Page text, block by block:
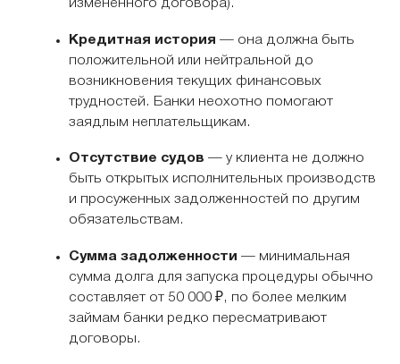
изменённого договора).
Кредитная история — она должна быть
положительной или нейтральной до
возникновения текущих финансовых
трудностей. Банки неохотно помогают
заядлым неплательщикам.
Отсутствие судов — у клиента не должно
быть открытых исполнительных производств
и просуженных задолженностей по другим
обязательствам.
Сумма задолженности — минимальная
сумма долга для запуска процедуры обычно
составляет от 50 000 ₽, по более мелким
займам банки редко пересматривают
договоры.